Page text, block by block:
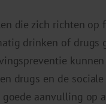
die zich richten op
drinken of drugs
drugs en de
aanvulling op